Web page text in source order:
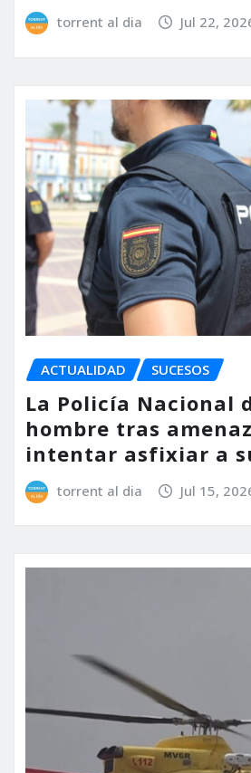
torrent al dia Jul 22,
ACTUALIDAD SUCESOS
La Policía Nacional
hombre tras
intentar asfixiar a
torrent al dia Jul 15,